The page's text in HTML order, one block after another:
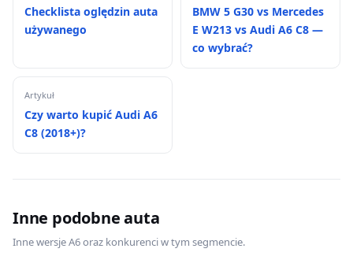
Checklista oględzin auta
używanego
BMW 5 G30 vs Mercedes
E W213 vs Audi A6 C8 —
co wybrać?
Artykuł
Czy warto kupić Audi A6
C8 (2018+)?
Inne podobne auta
Inne wersje A6 oraz konkurenci w tym segmencie.